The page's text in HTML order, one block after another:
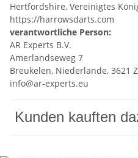
Hertfordshire, Vereinigtes
https://harrowsdarts.com
verantwortliche Person:
AR Experts B.V.
Amerlandseweg 7
Breukelen, Niederlande, 3621
info@ar-experts.eu
Kunden kauften